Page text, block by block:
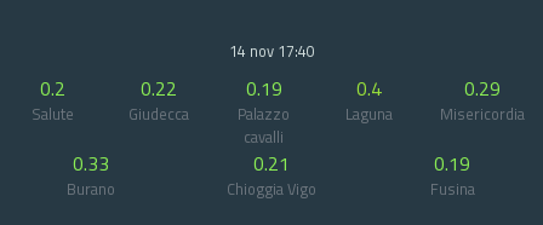
14 nov 17:40
0.2
Salute
0.22
Giudecca
0.19
Palazzo
cavalli
0.4
Laguna
0.29
Misericordia
0.33
Burano
0.21
Chioggia Vigo
0.19
Fusina